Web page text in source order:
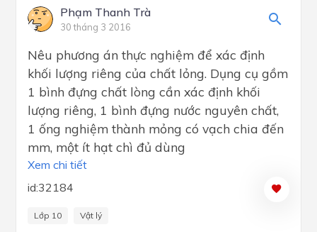
Phạm Thanh Trà
30 tháng 3 2016
Nêu phương án thực nghiệm để xác định
khối lượng riêng của chất lỏng. Dụng cụ gồm
1 bình đựng chất lòng cần xác định khối
lượng riêng, 1 bình đựng nước nguyên chất,
1 ống nghiệm thành mỏng có vạch chia đến
mm, một ít hạt chì đủ dùng
Xem chi tiết
id:32184
Lớp 10 Vật lý